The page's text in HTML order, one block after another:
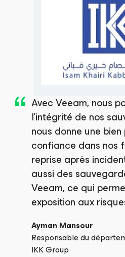
Avec Veeam, nous
l'intégrité de nos
nous donne une
confiance dans nos
reprise après
aussi des
Veeam, ce qui
exposition aux
Ayman Mansour
Responsable du
IKK Group